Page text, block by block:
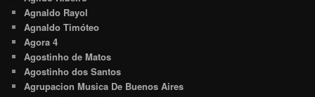
Agnaldo Rayol
Agnaldo Timóteo
Agora 4
Agostinho de Matos
Agostinho dos Santos
Agrupacion Musica De Buenos Aires